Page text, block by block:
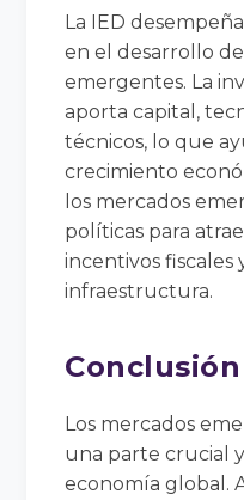
La IED
en el desarrollo
emergentes. La
aporta capital,
técnicos, lo que
crecimiento
los mercados
políticas para
incentivos fiscales
infraestructura.
Conclusión
Los mercados
una parte crucial
economía global.